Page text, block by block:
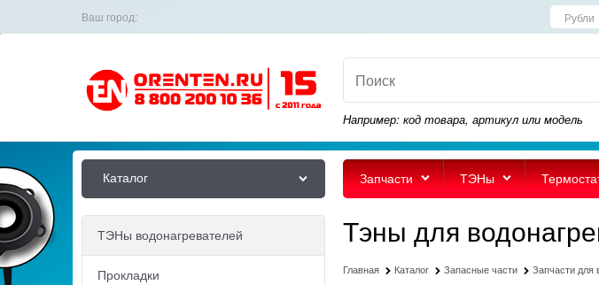
Ваш город:
Например: код товара, артикул или модель
Каталог Запчасти ТЭНы
ТЭНы водонагревателей
Прокладки
Тэны для
Главная Каталог Запасные части Запчасти для